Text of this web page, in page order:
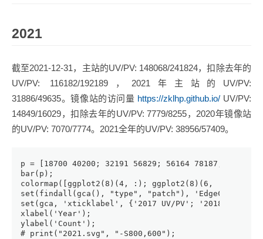
2021
截至2021-12-31，主站的UV/PV: 148068/241824，扣除去年的
UV/PV: 116182/192189，2021年主站的UV/PV:
31886/49635。镜像站的访问量 https://zklhp.github.io/ UV/PV:
14849/16029，扣除去年的UV/PV: 7779/8255，2020年镜像站
的UV/PV: 7070/7774。2021全年的UV/PV: 38956/57409。
p = [18700 40200; 32191 56829; 56164 78187; 42287
bar(p);
colormap([ggplot2(8)(4, :); ggplot2(8)(6, :)]);
set(findall(gca(), "type", "patch"), 'EdgeColor',
set(gca, 'xticklabel', {'2017 UV/PV'; '2018 UV/PV';
xlabel('Year');
ylabel('Count');
# print("2021.svg", "-S800,600");